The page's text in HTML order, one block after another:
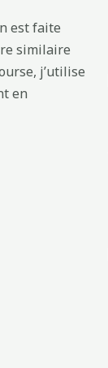
est faite
similaire
j’utilise
en